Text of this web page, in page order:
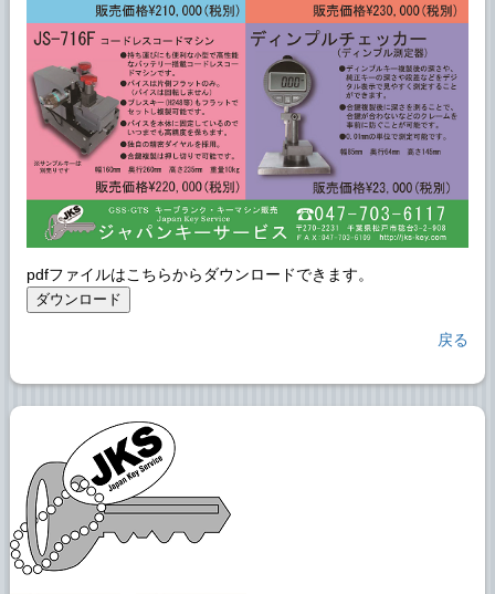
pdfファイルはこちらからダウンロードできます。
戻る